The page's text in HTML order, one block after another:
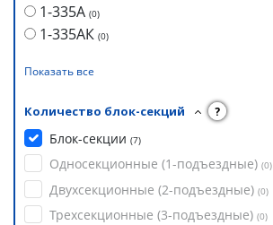
1-335А (0)
1-335АК (0)
Показать все
Количество блок-секций ?
Блок-секции (7)
Односекционные (1-подъездные) (0)
Двухсекционные (2-подъездные) (0)
Трехсекционные (3-подъездные) (0)